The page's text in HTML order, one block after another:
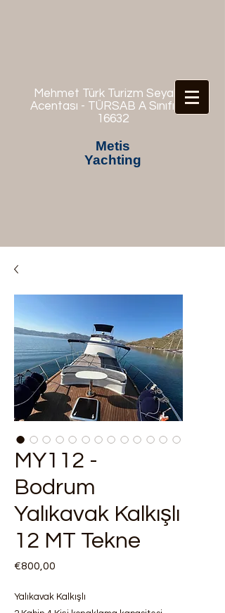
Mehmet Türk Turizm Seyahat
Acentası - TÜRSAB A Sınıfı No:
16632
Metis
Yachting
MY112 -
Bodrum
Yalıkavak Kalkışlı
12 MT Tekne
€800,00
Yalıkavak Kalkışlı